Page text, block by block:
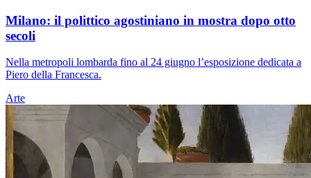
Milano: il polittico agostiniano in mostra dopo otto
secoli
Nella metropoli lombarda fino al 24 giugno l’esposizione dedicata a
Piero della Francesca.
Arte